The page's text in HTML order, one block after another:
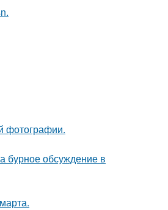
фотографии.
бурное обсуждение в